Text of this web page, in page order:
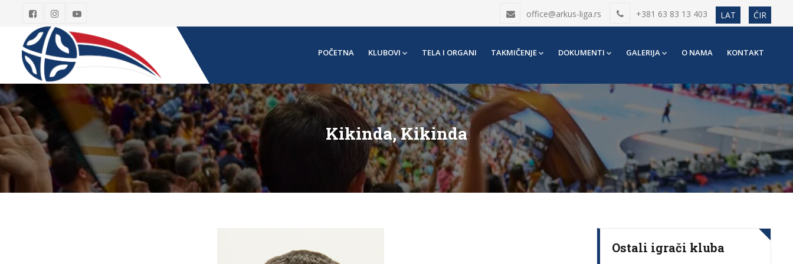
office@arkus-liga.rs +381 63 83 13 403 LAT ĆIR
POČETNA KLUBOVI TELA I ORGANI TAKMIČENJE DOKUMENTI GALERIJA O NAMA KONTAKT
Kikinda, Kikinda
Ostali igrači kluba